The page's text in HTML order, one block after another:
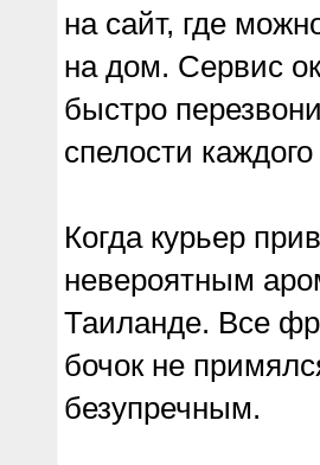
на сайт, где
на дом. Сервис
быстро
спелости
Когда курьер
невероятным
Таиланде. Все
бочок не
безупречным.